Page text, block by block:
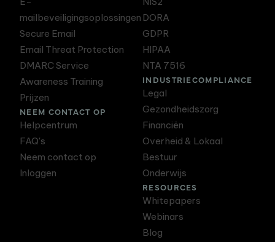
mailbeveiligingsoplossingen
Secure Email
Email Threat Protection
DMARC Service
Awareness Training
Prijzen
NEEM CONTACT OP
Helpcentrum
FAQ's
Neem contact op
Inloggen
DORA
GDPR
HIPAA
NTA 7516
INDUSTRIECOMPLIANCE
Legal
Gezondheidszorg
Financiën
Overheid & Lokaal
Bestuur
Onderwijs
RESOURCES
Whitepapers
Webinars
Blog